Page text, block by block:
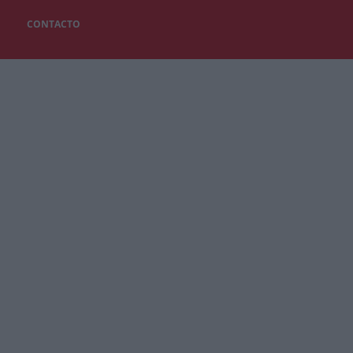
CONTACTO